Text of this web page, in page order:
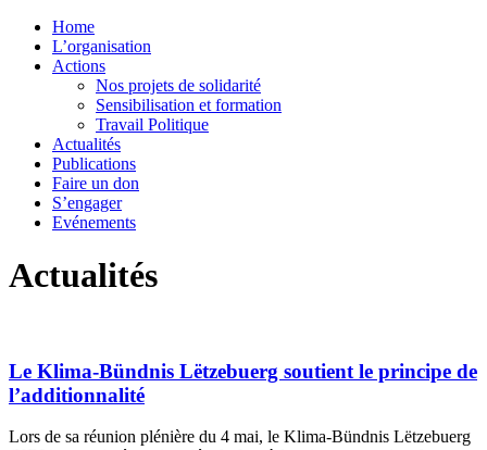
Home
L’organisation
Actions
Nos projets de solidarité
Sensibilisation et formation
Travail Politique
Actualités
Publications
Faire un don
S’engager
Evénements
Actualités
Le Klima-Bündnis Lëtzebuerg soutient le principe de
l’additionnalité
Lors de sa réunion plénière du 4 mai, le Klima-Bündnis Lëtzebuerg